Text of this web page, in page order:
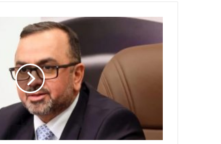
الموسوي
تبنّي
2024